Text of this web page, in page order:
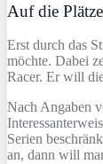
Auf die
Erst durch das
möchte. Dabei
Racer. Er will
Nach Angaben
Serien
an, dann will